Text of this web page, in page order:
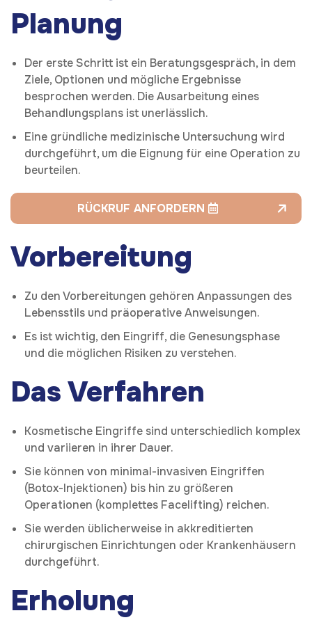
Planung
Der erste Schritt ist ein Beratungsgespräch, in dem
Ziele, Optionen und mögliche Ergebnisse
besprochen werden. Die Ausarbeitung eines
Behandlungsplans ist unerlässlich.
Eine gründliche medizinische Untersuchung wird
durchgeführt, um die Eignung für eine Operation zu
beurteilen.
RÜCKRUF ANFORDERN
Vorbereitung
Zu den Vorbereitungen gehören Anpassungen des
Lebensstils und präoperative Anweisungen.
Es ist wichtig, den Eingriff, die Genesungsphase
und die möglichen Risiken zu verstehen.
Das Verfahren
Kosmetische Eingriffe sind unterschiedlich komplex
und variieren in ihrer Dauer.
Sie können von minimal-invasiven Eingriffen
(Botox-Injektionen) bis hin zu größeren
Operationen (komplettes Facelifting) reichen.
Sie werden üblicherweise in akkreditierten
chirurgischen Einrichtungen oder Krankenhäusern
durchgeführt.
Erholung